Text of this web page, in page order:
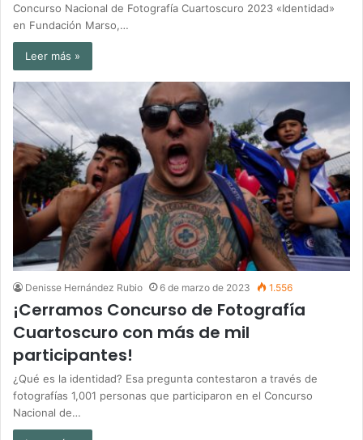
Concurso Nacional de Fotografía Cuartoscuro 2023 «Identidad»
en Fundación Marso,…
Leer más »
Denisse Hernández Rubio 6 de marzo de 2023 1.556
¡Cerramos Concurso de Fotografía
Cuartoscuro con más de mil
participantes!
¿Qué es la identidad? Esa pregunta contestaron a través de
fotografías 1,001 personas que participaron en el Concurso
Nacional de…